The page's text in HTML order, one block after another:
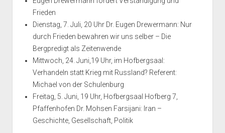
Frieden
Dienstag, 7. Juli, 20 Uhr Dr. Eugen Drewermann: Nur
durch Frieden bewahren wir uns selber – Die
Bergpredigt als Zeitenwende
Mittwoch, 24. Juni,19 Uhr, im Hofbergsaal:
Verhandeln statt Krieg mit Russland? Referent:
Michael von der Schulenburg
Freitag, 5. Juni, 19 Uhr, Hofbergsaal Hofberg 7,
Pfaffenhofen Dr. Mohsen Farsijani: Iran –
Geschichte, Gesellschaft, Politik